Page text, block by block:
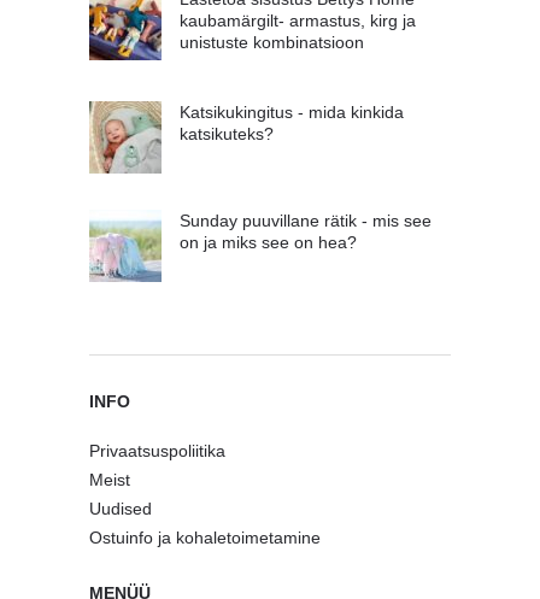
kaubamärgilt- armastus, kirg ja
unistuste kombinatsioon
Katsikukingitus - mida kinkida
katsikuteks?
Sunday puuvillane rätik - mis see
on ja miks see on hea?
INFO
Privaatsuspoliitika
Meist
Uudised
Ostuinfo ja kohaletoimetamine
MENÜÜ